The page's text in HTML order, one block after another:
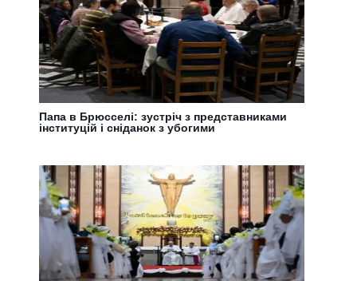
Папа в Брюсселі: зустріч з представниками
інституцій і сніданок з убогими